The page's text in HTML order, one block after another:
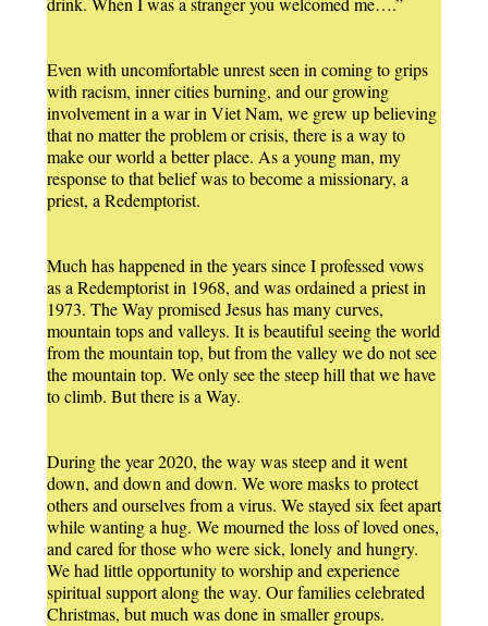
Even with uncomfortable unrest seen in coming to grips
with racism, inner cities burning, and our growing
involvement in a war in Viet Nam, we grew up believing
that no matter the problem or crisis, there is a way to
make our world a better place. As a young man, my
response to that belief was to become a missionary, a
priest, a Redemptorist.
Much has happened in the years since I professed vows
as a Redemptorist in 1968, and was ordained a priest in
1973. The Way promised Jesus has many curves,
mountain tops and valleys. It is beautiful seeing the world
from the mountain top, but from the valley we do not see
the mountain top. We only see the steep hill that we have
to climb. But there is a Way.
During the year 2020, the way was steep and it went
down, and down and down. We wore masks to protect
others and ourselves from a virus. We stayed six feet apart
while wanting a hug. We mourned the loss of loved ones,
and cared for those who were sick, lonely and hungry.
We had little opportunity to worship and experience
spiritual support along the way. Our families celebrated
Christmas, but much was done in smaller groups.